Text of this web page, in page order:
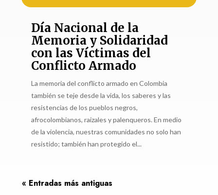
Día Nacional de la
Memoria y Solidaridad
con las Víctimas del
Conflicto Armado
La memoria del conflicto armado en Colombia
también se teje desde la vida, los saberes y las
resistencias de los pueblos negros,
afrocolombianos, raizales y palenqueros. En medio
de la violencia, nuestras comunidades no solo han
resistido; también han protegido el...
« Entradas más antiguas